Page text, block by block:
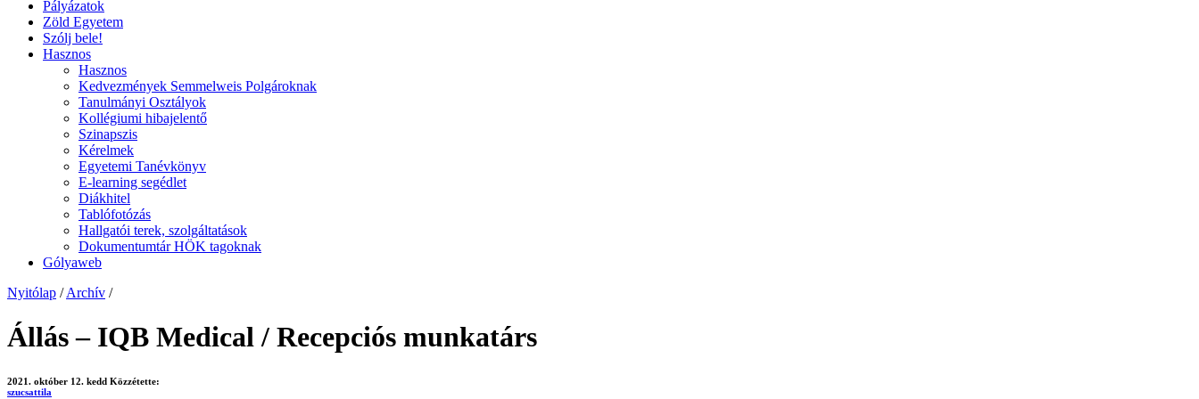
Pályázatok
Zöld Egyetem
Szólj bele!
Hasznos
Hasznos
Kedvezmények Semmelweis Polgároknak
Tanulmányi Osztályok
Kollégiumi hibajelentő
Szinapszis
Kérelmek
Egyetemi Tanévkönyv
E-learning segédlet
Diákhitel
Tablófotózás
Hallgatói terek, szolgáltatások
Dokumentumtár HÖK tagoknak
Gólyaweb
Nyitólap / Archív /
Állás – IQB Medical / Recepciós munkatárs
2021. október 12. kedd Közzétette:
szucsattila